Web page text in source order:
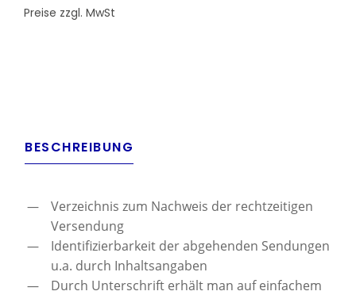
Preise zzgl. MwSt
BESCHREIBUNG
Verzeichnis zum Nachweis der rechtzeitigen
Versendung
Identifizierbarkeit der abgehenden Sendungen
u.a. durch Inhaltsangaben
Durch Unterschrift erhält man auf einfachem